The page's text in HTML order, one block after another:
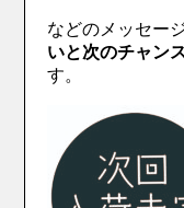
などのメッセー
いと次のチャン
す。